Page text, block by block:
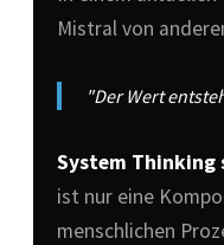
Mistral von
"Der Wert
System Thinking
ist nur eine
menschlichen